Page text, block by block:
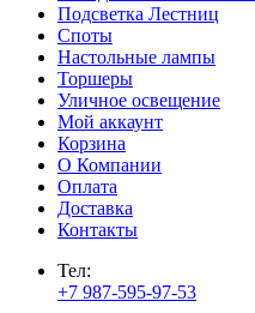
Подсветка Лестниц
Споты
Настольные лампы
Торшеры
Уличное освещение
Мой аккаунт
Корзина
О Компании
Оплата
Доставка
Контакты
Тел:
+7 987-595-97-53